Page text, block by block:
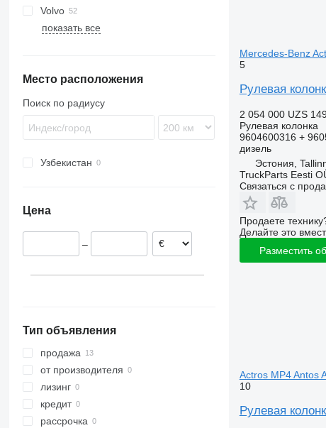
TGL
TGM
Actros 2545
Actros 2551
Arocs
Atego
Econic 1828
Econic 2633
Midlum
Premium
P-series
R-series
Volvo
FE
FM
VNL
показать все
Место расположения
Поиск по радиусу
Узбекистан
Цена
–
Тип объявления
продажа
от производителя
лизинг
кредит
рассрочка
Mercedes-Benz
5
Рулевая
2 054 000 UZS
Рулевая колонка
9604600316 +
дизель
Эстония,
TruckParts Eesti
Связаться с
Продаете
Делайте это
Разместить
Actros MP4 Antos
10
Рулевая